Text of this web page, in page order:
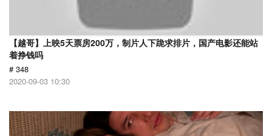
【越哥】上映5天票房200万，制片人下跪求排片，国产电影还能站
着挣钱吗
# 348
2020-09-03 10:30